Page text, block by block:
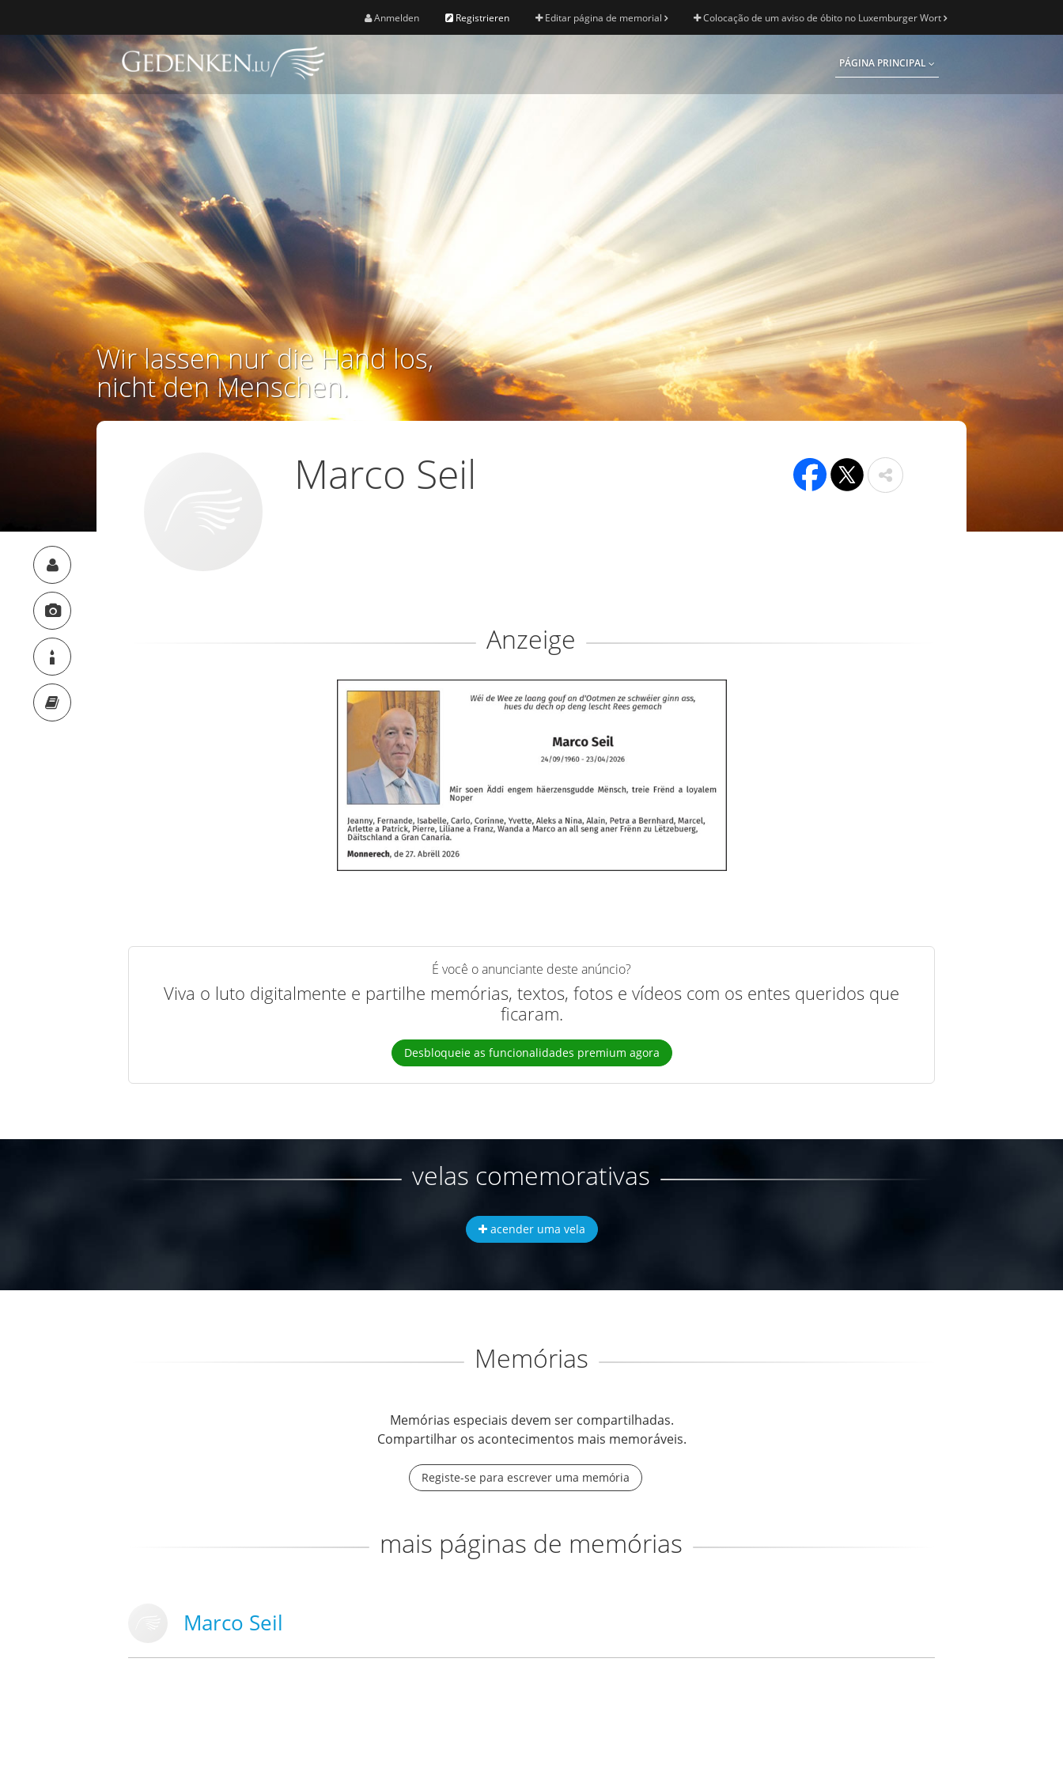
Anmelden Registrieren Editar página de memorial Colocação de um aviso de óbito no Luxemburger Wort
PÁGINA PRINCIPAL
Wir lassen nur die Hand los,
nicht den Menschen.
Marco Seil
Anzeige
É você o anunciante deste anúncio?
Viva o luto digitalmente e partilhe memórias, textos, fotos e vídeos com os entes queridos que
ficaram.
Desbloqueie as funcionalidades premium agora
velas comemorativas
acender uma vela
Memórias
Memórias especiais devem ser compartilhadas.
Compartilhar os acontecimentos mais memoráveis.
Registe-se para escrever uma memória
mais páginas de memórias
Marco Seil